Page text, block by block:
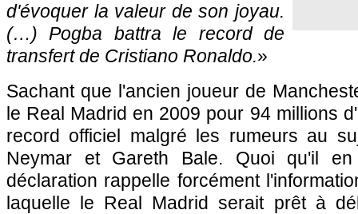
d'évoquer la valeur de son joyau.
(…) Pogba battra le record de
transfert de Cristiano Ronaldo.»
Sachant que l'ancien joueur de
le Real Madrid en 2009 pour 94 millions
record officiel malgré les rumeurs au
Neymar et Gareth Bale. Quoi qu'il
déclaration rappelle forcément
laquelle le Real Madrid serait prêt à